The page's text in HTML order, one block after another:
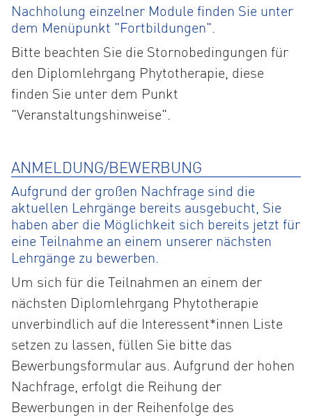
Nachholung einzelner Module finden Sie unter
dem Menüpunkt "Fortbildungen".
Bitte beachten Sie die Stornobedingungen für
den Diplomlehrgang Phytotherapie, diese
finden Sie unter dem Punkt
"Veranstaltungshinweise".
ANMELDUNG/BEWERBUNG
Aufgrund der großen Nachfrage sind die
aktuellen Lehrgänge bereits ausgebucht, Sie
haben aber die Möglichkeit sich bereits jetzt für
eine Teilnahme an einem unserer nächsten
Lehrgänge zu bewerben.
Um sich für die Teilnahmen an einem der
nächsten Diplomlehrgang Phytotherapie
unverbindlich auf die Interessent*innen Liste
setzen zu lassen, füllen Sie bitte das
Bewerbungsformular aus. Aufgrund der hohen
Nachfrage, erfolgt die Reihung der
Bewerbungen in der Reihenfolge des